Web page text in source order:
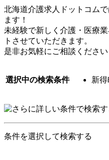
北海道介護求人ドットコム
ます！
未経験で新しく介護・医療
トさせていただきます。
是非お気軽にご相談ください
選択中の検索条件 新
条件を選択して検索する